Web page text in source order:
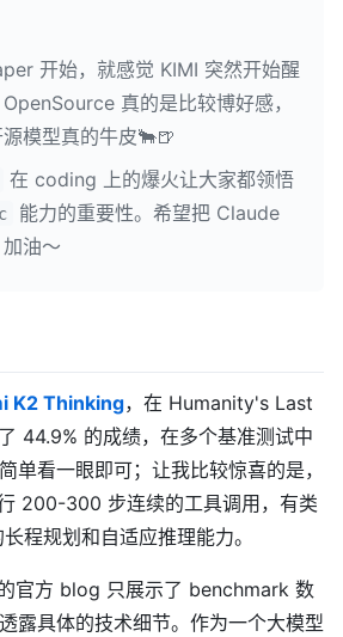
开始，就感觉 KIMI 突然开始醒
真的是比较博好感，
模型真的牛皮🐂🍺
在 coding 上的爆火让大家都领悟
能力的重要性。希望把 Claude
油～
K2 Thinking，在 Humanity's Last
44.9% 的成绩，在多个基准测试中
单看一眼即可；让我比较惊喜的是，
200-300 步连续的工具调用，有类
程规划和自适应推理能力。
官方 blog 只展示了 benchmark 数
露具体的技术细节。作为一个大模型